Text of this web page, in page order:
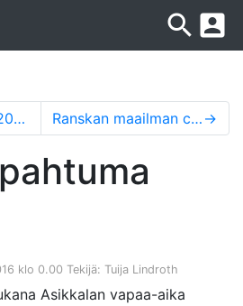
search account_box
Ranskan maailman cupista kokemusta Monalle ja Konstalle →
klo 0.00 Tekijä: Tuija Lindroth
Asikkalan vapaa-aika